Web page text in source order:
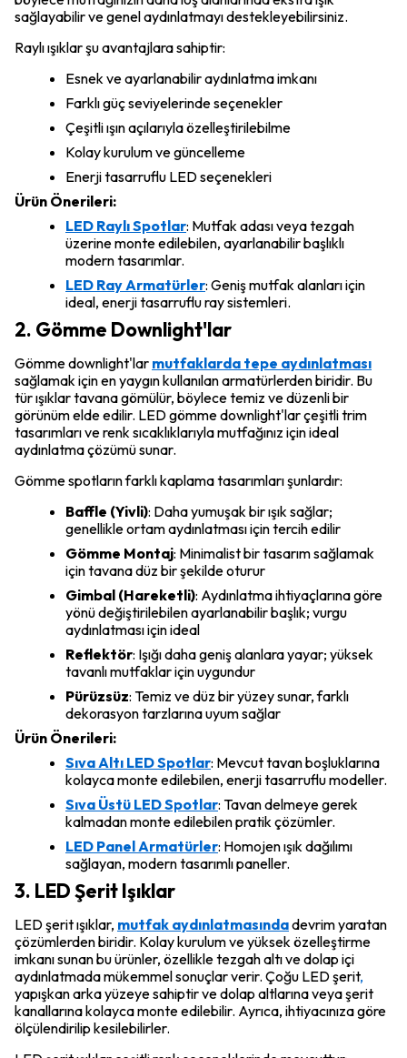
sağlayabilir ve genel aydınlatmayı destekleyebilirsiniz.
Raylı ışıklar şu avantajlara sahiptir:
Esnek ve ayarlanabilir aydınlatma imkanı
Farklı güç seviyelerinde seçenekler
Çeşitli ışın açılarıyla özelleştirilebilme
Kolay kurulum ve güncelleme
Enerji tasarruflu LED seçenekleri
Ürün Önerileri:
LED Raylı Spotlar: Mutfak adası veya tezgah
üzerine monte edilebilen, ayarlanabilir başlıklı
modern tasarımlar.
LED Ray Armatürler: Geniş mutfak alanları için
ideal, enerji tasarruflu ray sistemleri.
2. Gömme Downlight'lar
Gömme downlight'lar mutfaklarda tepe aydınlatması
sağlamak için en yaygın kullanılan armatürlerden biridir. Bu
tür ışıklar tavana gömülür, böylece temiz ve düzenli bir
görünüm elde edilir. LED gömme downlight'lar çeşitli trim
tasarımları ve renk sıcaklıklarıyla mutfağınız için ideal
aydınlatma çözümü sunar.
Gömme spotların farklı kaplama tasarımları şunlardır:
Baffle (Yivli): Daha yumuşak bir ışık sağlar;
genellikle ortam aydınlatması için tercih edilir
Gömme Montaj: Minimalist bir tasarım sağlamak
için tavana düz bir şekilde oturur
Gimbal (Hareketli): Aydınlatma ihtiyaçlarına göre
yönü değiştirilebilen ayarlanabilir başlık; vurgu
aydınlatması için ideal
Reflektör: Işığı daha geniş alanlara yayar; yüksek
tavanlı mutfaklar için uygundur
Pürüzsüz: Temiz ve düz bir yüzey sunar, farklı
dekorasyon tarzlarına uyum sağlar
Ürün Önerileri:
Sıva Altı LED Spotlar: Mevcut tavan boşluklarına
kolayca monte edilebilen, enerji tasarruflu modeller.
Sıva Üstü LED Spotlar: Tavan delmeye gerek
kalmadan monte edilebilen pratik çözümler.
LED Panel Armatürler: Homojen ışık dağılımı
sağlayan, modern tasarımlı paneller.
3. LED Şerit Işıklar
LED şerit ışıklar, mutfak aydınlatmasındadevrim yaratan
çözümlerden biridir. Kolay kurulum ve yüksek özelleştirme
imkanı sunan bu ürünler, özellikle tezgah altı ve dolap içi
aydınlatmada mükemmel sonuçlar verir. Çoğu LED şerit,
yapışkan arka yüzeye sahiptir ve dolap altlarına veya şerit
kanallarına kolayca monte edilebilir. Ayrıca, ihtiyacınıza göre
ölçülendirilip kesilebilirler.